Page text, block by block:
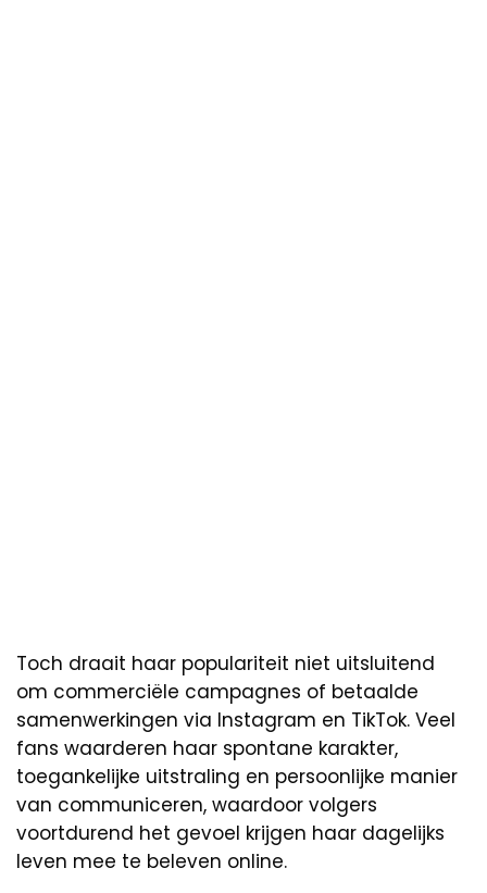
Toch draait haar populariteit niet uitsluitend
om commerciële campagnes of betaalde
samenwerkingen via Instagram en TikTok. Veel
fans waarderen haar spontane karakter,
toegankelijke uitstraling en persoonlijke manier
van communiceren, waardoor volgers
voortdurend het gevoel krijgen haar dagelijks
leven mee te beleven online.